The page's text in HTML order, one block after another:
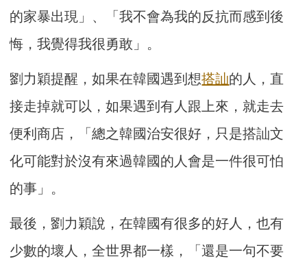
的家暴出現」、「我不會為我的反抗而感到後
悔，我覺得我很勇敢」。
劉力穎提醒，如果在韓國遇到想搭訕的人，直
接走掉就可以，如果遇到有人跟上來，就走去
便利商店，「總之韓國治安很好，只是搭訕文
化可能對於沒有來過韓國的人會是一件很可怕
的事」。
最後，劉力穎說，在韓國有很多的好人，也有
少數的壞人，全世界都一樣，「還是一句不要